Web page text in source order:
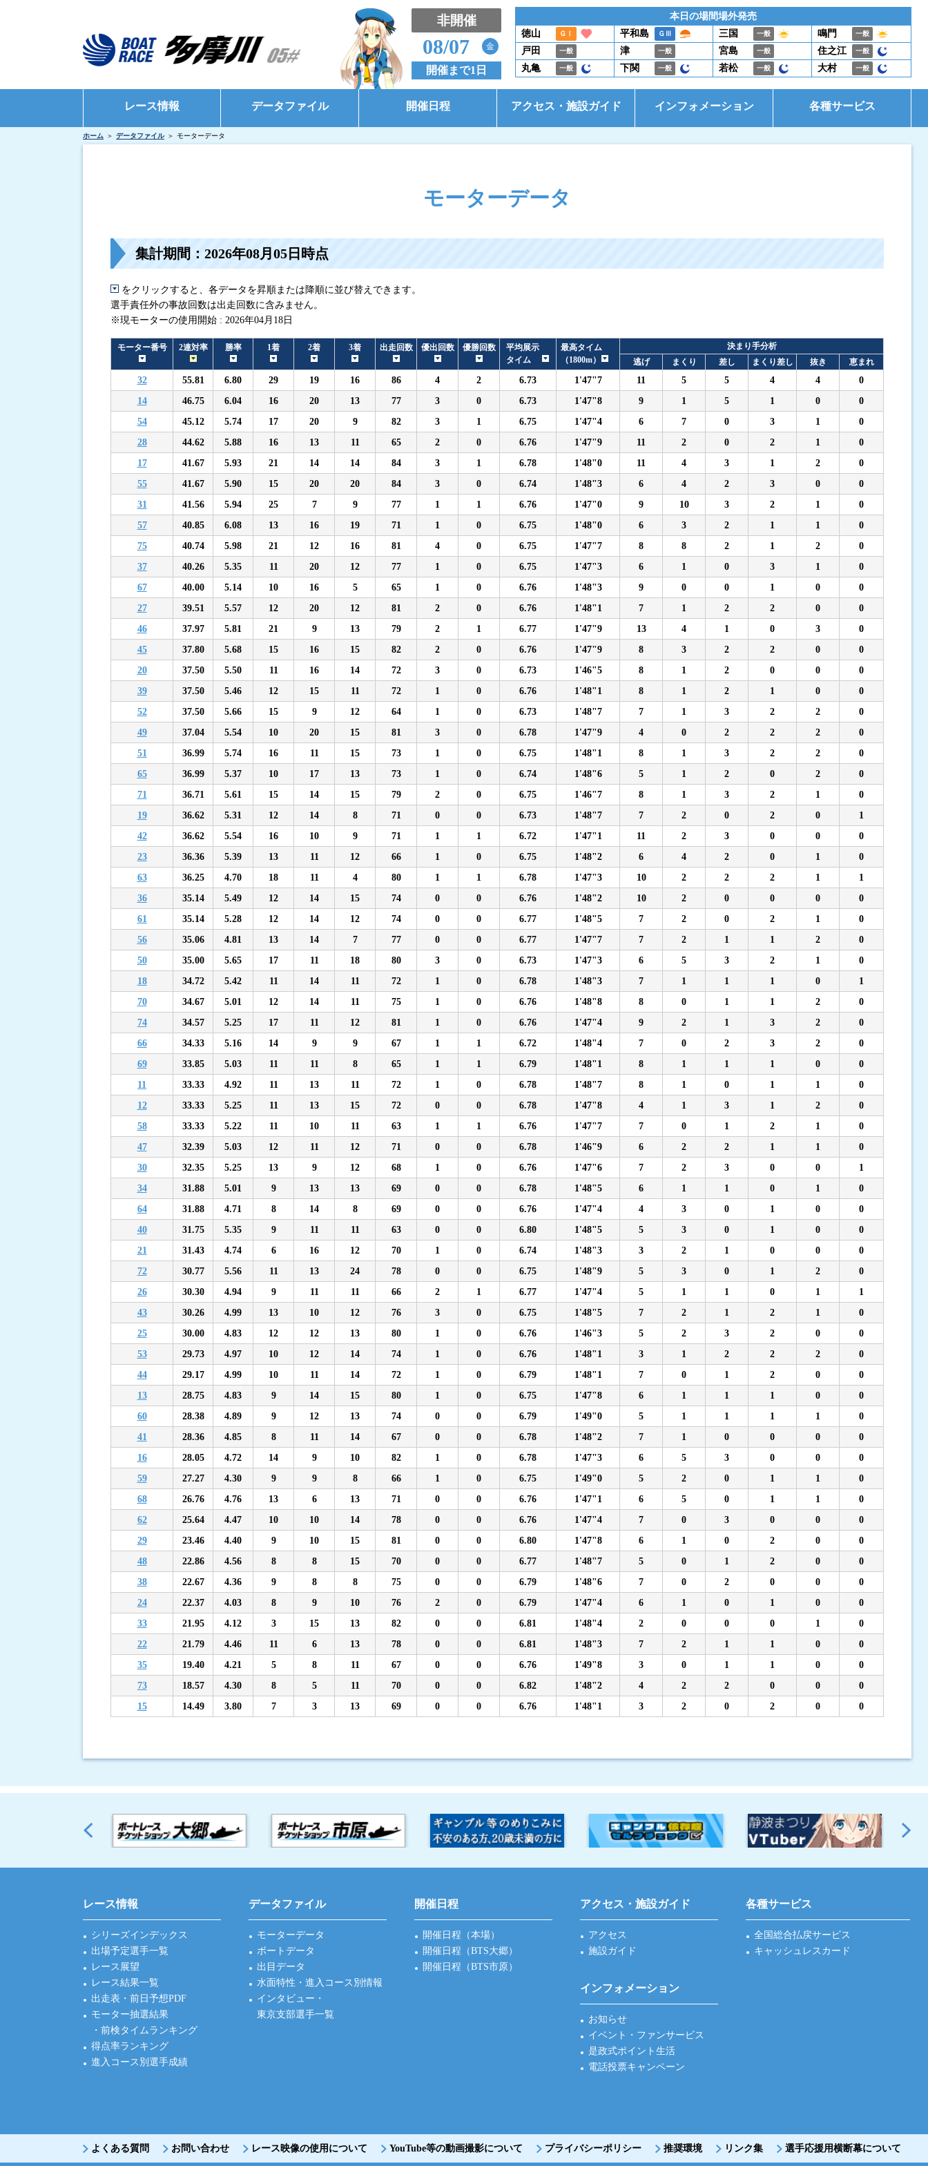
非開催
08/07 金
開催まで1日
本日の場間場外発売
徳山
ＧⅠ 平和島 ＧⅢ 三国 一般 鳴門 一般
戸田 一般 津 一般 宮島 一般 住之江 一般
丸亀 一般 下関 一般 若松 一般 大村 一般
レース情報
シリーズインデックス
出走表・前日予想PDF
得点率ランキング
データファイル
インタビュー・東京支部選手一覧
開催日程
開催日程（BTS市原）
アクセス・施設ガイド インフォメーション 各種サービス
ホーム データファイル モーターデータ
モーターデータ
集計期間：2026年08月05日時点
をクリックすると、各データを昇順または降順に並び替えできます。
選手責任外の事故回数は出走回数に含みません。
※現モーターの使用開始 : 2026年04月18日
モーター番号 2連対率 勝率 1着 2着 3着 出走回数 優出回数 優勝回数
平均展示
タイム
最高タイム
（1800m）
決まり手分析
逃げ
まくり 差し まくり差し 抜き 恵まれ
32 55.81 6.80 29 19 16 86 4 2 6.73 1'47"7 11 5 5 4 4
0
14
46.75 6.04 16 20 13 77 3 0 6.73 1'47"8 9 1 5 1 0
0
54
45.12 5.74 17 20 9 82 3 1 6.75 1'47"4 6 7 0 3 1
0
28
44.62 5.88 16 13 11 65 2 0 6.76 1'47"9 11 2 0 2 1
0
17
41.67 5.93 21 14 14 84 3 1 6.78 1'48"0 11 4 3 1 2
0
55
41.67 5.90 15 20 20 84 3 0 6.74 1'48"3 6 4 2 3 0
0
31
41.56 5.94 25 7 9 77 1 1 6.76 1'47"0 9 10 3 2 1
0
57
40.85 6.08 13 16 19 71 1 0 6.75 1'48"0 6 3 2 1 1
0
75
40.74 5.98 21 12 16 81 4 0 6.75 1'47"7 8 8 2 1 2
0
37
40.26 5.35 11 20 12 77 1 0 6.75 1'47"3 6 1 0 3 1
0
67
40.00 5.14 10 16 5 65 1 0 6.76 1'48"3 9 0 0 1 0
0
27
39.51 5.57 12 20 12 81 2 0 6.76 1'48"1 7 1 2 2 0
0
46
37.97 5.81 21 9 13 79 2 1 6.77 1'47"9 13 4 1 0 3
0
45
37.80 5.68 15 16 15 82 2 0 6.76 1'47"9 8 3 2 2 0
0
20
37.50 5.50 11 16 14 72 3 0 6.73 1'46"5 8 1 2 0 0
0
39
37.50 5.46 12 15 11 72 1 0 6.76 1'48"1 8 1 2 1 0
0
52
37.50 5.66 15 9 12 64 1 0 6.73 1'48"7 7 1 3 2 2
0
49
37.04 5.54 10 20 15 81 3 0 6.78 1'47"9 4 0 2 2 2
0
51
36.99 5.74 16 11 15 73 1 0 6.75 1'48"1 8 1 3 2 2
0
65
36.99 5.37 10 17 13 73 1 0 6.74 1'48"6 5 1 2 0 2
0
71
36.71 5.61 15 14 15 79 2 0 6.75 1'46"7 8 1 3 2 1
0
19
36.62 5.31 12 14 8 71 0 0 6.73 1'48"7 7 2 0 2 0
1
42
36.62 5.54 16 10 9 71 1 1 6.72 1'47"1 11 2 3 0 0
0
23
36.36 5.39 13 11 12 66 1 0 6.75 1'48"2 6 4 2 0 1
0
63
36.25 4.70 18 11 4 80 1 1 6.78 1'47"3 10 2 2 2 1
1
36
35.14 5.49 12 14 15 74 0 0 6.76 1'48"2 10 2 0 0 0
0
61
35.14 5.28 12 14 12 74 0 0 6.77 1'48"5 7 2 0 2 1
0
56
35.06 4.81 13 14 7 77 0 0 6.77 1'47"7 7 2 1 1 2
0
50
35.00 5.65 17 11 18 80 3 0 6.73 1'47"3 6 5 3 2 1
0
18
34.72 5.42 11 14 11 72 1 0 6.78 1'48"3 7 1 1 1 0
1
70
34.67 5.01 12 14 11 75 1 0 6.76 1'48"8 8 0 1 1 2
0
74
34.57 5.25 17 11 12 81 1 0 6.76 1'47"4 9 2 1 3 2
0
66
34.33 5.16 14 9 9 67 1 1 6.72 1'48"4 7 0 2 3 2
0
69
33.85 5.03 11 11 8 65 1 1 6.79 1'48"1 8 1 1 1 0
0
11
33.33 4.92 11 13 11 72 1 0 6.78 1'48"7 8 1 0 1 1
0
12
33.33 5.25 11 13 15 72 0 0 6.78 1'47"8 4 1 3 1 2
0
58
33.33 5.22 11 10 11 63 1 1 6.76 1'47"7 7 0 1 2 1
0
47
32.39 5.03 12 11 12 71 0 0 6.78 1'46"9 6 2 2 1 1
0
30
32.35 5.25 13 9 12 68 1 0 6.76 1'47"6 7 2 3 0 0
1
34
31.88 5.01 9 13 13 69 0 0 6.78 1'48"5 6 1 1 0 1
0
64
31.88 4.71 8 14 8 69 0 0 6.76 1'47"4 4 3 0 1 0
0
40
31.75 5.35 9 11 11 63 0 0 6.80 1'48"5 5 3 0 1 0
0
21
31.43 4.74 6 16 12 70 1 0 6.74 1'48"3 3 2 1 0 0
0
72
30.77 5.56 11 13 24 78 0 0 6.75 1'48"9 5 3 0 1 2
0
26
30.30 4.94 9 11 11 66 2 1 6.77 1'47"4 5 1 1 0 1
1
43
30.26 4.99 13 10 12 76 3 0 6.75 1'48"5 7 2 1 2 1
0
25
30.00 4.83 12 12 13 80 1 0 6.76 1'46"3 5 2 3 2 0
0
53
29.73 4.97 10 12 14 74 1 0 6.76 1'48"1 3 1 2 2 2
0
44
29.17 4.99 10 11 14 72 1 0 6.79 1'48"1 7 0 1 2 0
0
13
28.75 4.83 9 14 15 80 1 0 6.75 1'47"8 6 1 1 1 0
0
60
28.38 4.89 9 12 13 74 0 0 6.79 1'49"0 5 1 1 1 1
0
41
28.36 4.85 8 11 14 67 0 0 6.78 1'48"2 7 1 0 0 0
0
16
28.05 4.72 14 9 10 82 1 0 6.78 1'47"3 6 5 3 0 0
0
59
27.27 4.30 9 9 8 66 1 0 6.75 1'49"0 5 2 0 1 1
0
68
26.76 4.76 13 6 13 71 0 0 6.76 1'47"1 6 5 0 1 1
0
62
25.64 4.47 10 10 14 78 0 0 6.76 1'47"4 7 0 3 0 0
0
29
23.46 4.40 9 10 15 81 0 0 6.80 1'47"8 6 1 0 2 0
0
48
22.86 4.56 8 8 15 70 0 0 6.77 1'48"7 5 0 1 2 0
0
38
22.67 4.36 9 8 8 75 0 0 6.79 1'48"6 7 0 2 0 0
0
24
22.37 4.03 8 9 10 76 2 0 6.79 1'47"4 6 1 0 1 0
0
33
21.95 4.12 3 15 13 82 0 0 6.81 1'48"4 2 0 0 0 1
0
22
21.79 4.46 11 6 13 78 0 0 6.81 1'48"3 7 2 1 1 0
0
35
19.40 4.21 5 8 11 67 0 0 6.76 1'49"8 3 0 1 1 0
0
73
18.57 4.30 8 5 11 70 0 0 6.82 1'48"2 4 2 2 0 0
0
15
14.49 3.80 7 3 13 69 0 0 6.76 1'48"1 3 2 0 2 0 0
レース情報
シリーズインデックス
出場予定選手一覧
レース展望
レース結果一覧
出走表・前日予想PDF
モーター抽選結果
・前検タイムランキング
得点率ランキング
進入コース別選手成績
データファイル
モーターデータ
ボートデータ
出目データ
水面特性・進入コース別情報
インタビュー・
東京支部選手一覧
開催日程
開催日程（本場）
開催日程（BTS大郷）
開催日程（BTS市原）
アクセス・施設ガイド
アクセス
施設ガイド
インフォメーション
お知らせ
イベント・ファンサービス
是政式ポイント生活
電話投票キャンペーン
各種サービス
全国総合払戻サービス
キャッシュレスカード
よくある質問 お問い合わせ レース映像の使用について YouTube等の動画撮影について プライバシーポリシー 推奨環境 リンク集 選手応援用横断幕について